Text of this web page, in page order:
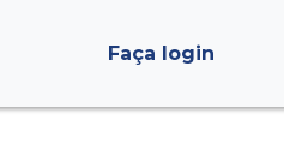
Faça login